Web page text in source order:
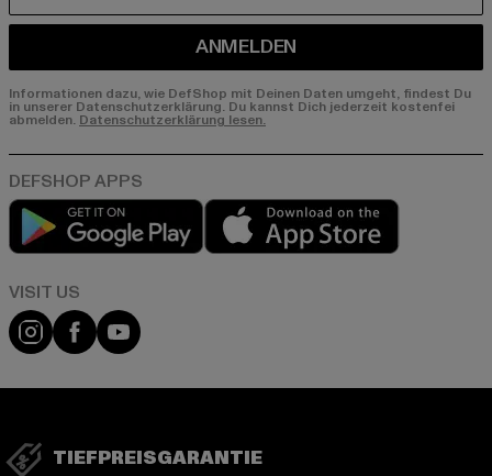
ANMELDEN
Informationen dazu, wie DefShop mit Deinen Daten umgeht, findest Du
in unserer Datenschutzerklärung. Du kannst Dich jederzeit kostenfei
abmelden. Datenschutzerklärung lesen.
Play market
Visit our Instagram page:
Visit our Facebook page:
Visit our YouTube channel:
TIEFPREISGARANTIE